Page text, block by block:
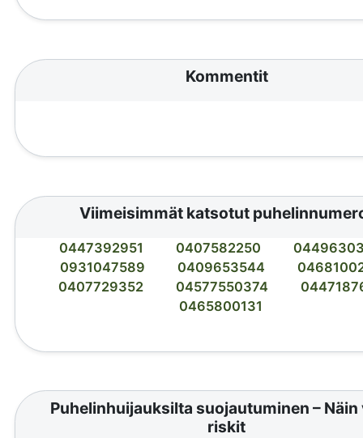
Kommentit
Viimeisimmät katsotut
0447392951 0407582250
0931047589
0409653544
0407729352
04577550374
0465800131
Puhelinhuijauksilta suojautuminen – Näin
riskit